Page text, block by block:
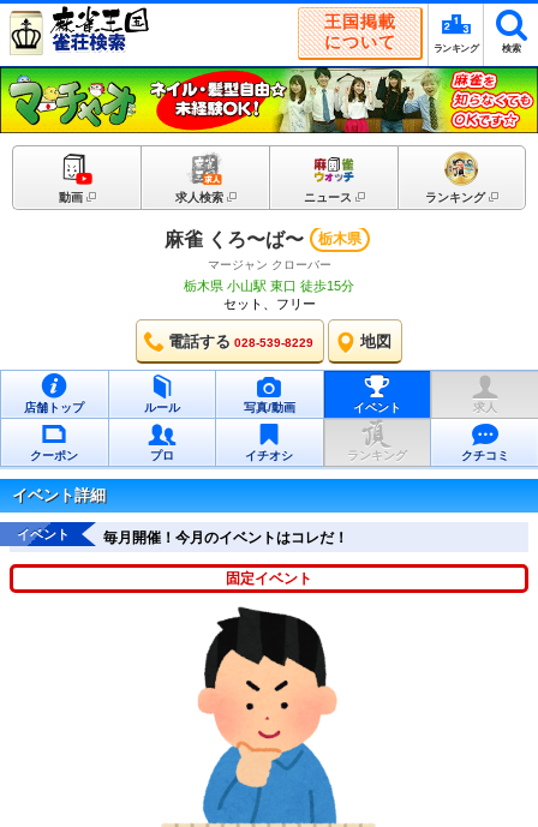
王国掲載
について
ランキング 検索
動画 求人検索 ニュース ランキング
麻雀 くろ〜ば〜 栃木県
マージャン クローバー
栃木県 小山駅 東口 徒歩15分
セット、フリー
電話する 028-539-8229 地図
店舗トップ ルール 写真/動画 イベント 求人
クーポン プロ イチオシ ランキング クチコミ
イベント詳細
イベント 毎月開催！今月のイベントはコレだ！
固定イベント